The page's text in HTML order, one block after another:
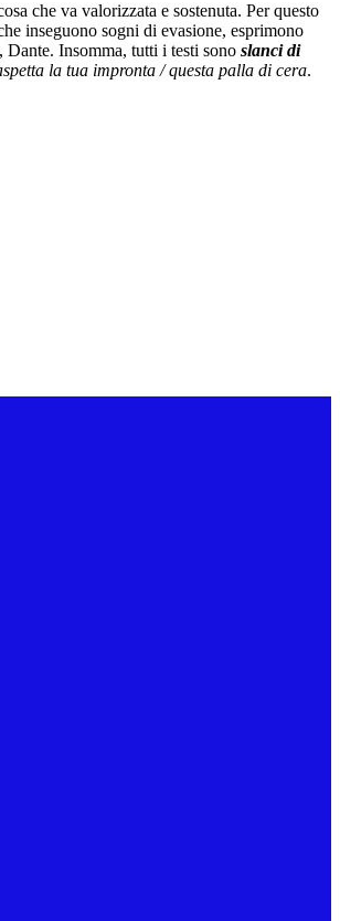
che va valorizzata e sostenuta. Per questo
inseguono sogni di evasione, esprimono
Insomma, tutti i testi sono slanci di
la tua impronta / questa palla di cera.